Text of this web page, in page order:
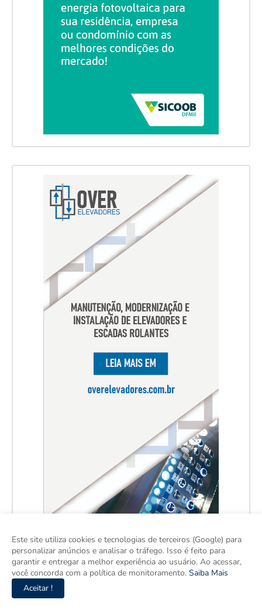
Este site utiliza cookies e tecnologias de terceiros (Google) para
personalizar anúncios e analisar o tráfego. Isso é feito para
garantir e entregar a melhor experiência ao usuário. Ao acessar,
você concorda com a política de monitoramento. Saiba Mais
Aceitar !